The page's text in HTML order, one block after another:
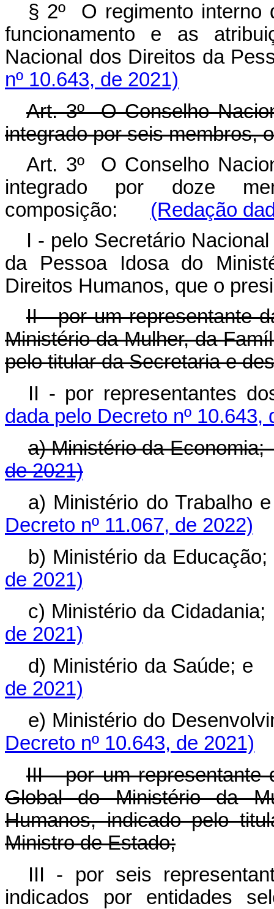
§ 2º O regimento interno
funcionamento e as
Nacional dos Direitos da
nº 10.643, de 2021)
Art. 3º O Conselho
integrado por seis membros,
Art. 3º O Conselho
integrado por doze
composição: (Redação
I - pelo Secretário
da Pessoa Idosa do
Direitos Humanos, que o
II - por um representante
Ministério da Mulher, da
pelo titular da Secretaria e
II - por
dada pelo Decreto nº 10.643,
a) Ministério da
de 2021)
a) Ministério do Trabalho
Decreto nº 11.067, de 2022)
b) Ministério da
de 2021)
c) Ministério da
de 2021)
d) Ministério da
de 2021)
e) Ministério do
Decreto nº 10.643, de 2021)
III - por um representante
Global do Ministério da
Humanos, indicado pelo
Ministro de Estado;
III - por seis
indicados por entidades